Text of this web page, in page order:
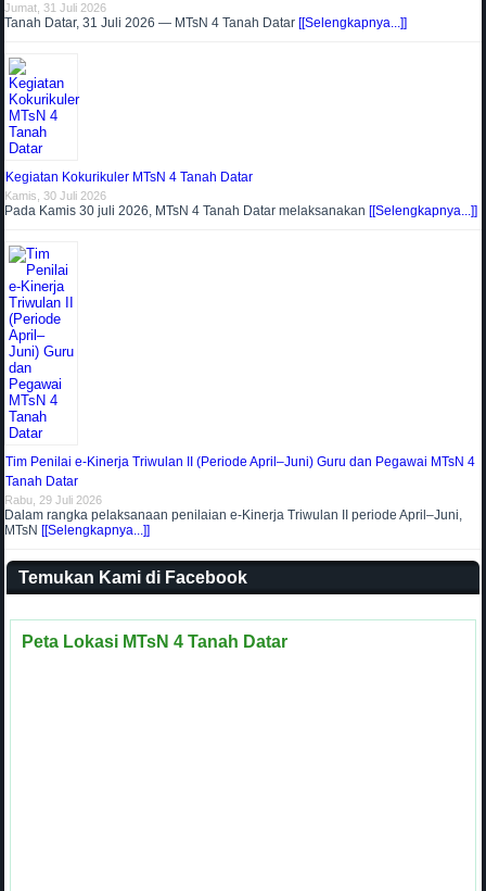
Jumat, 31 Juli 2026
Tanah Datar, 31 Juli 2026 — MTsN 4 Tanah Datar [[Selengkapnya...]]
Kegiatan Kokurikuler MTsN 4 Tanah Datar
Kamis, 30 Juli 2026
Pada Kamis 30 juli 2026, MTsN 4 Tanah Datar melaksanakan [[Selengkapnya...]]
Tim Penilai e-Kinerja Triwulan II (Periode April–Juni) Guru dan Pegawai MTsN 4
Tanah Datar
Rabu, 29 Juli 2026
Dalam rangka pelaksanaan penilaian e-Kinerja Triwulan II periode April–Juni,
MTsN [[Selengkapnya...]]
Temukan Kami di Facebook
Peta Lokasi MTsN 4 Tanah Datar